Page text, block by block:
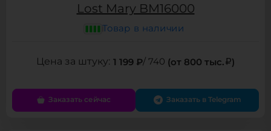
Lost Mary BM16000
Товар в наличии
1 199 ₽/ 740 (от 800 тыс. )
Заказать сейчас Заказать в Telegram